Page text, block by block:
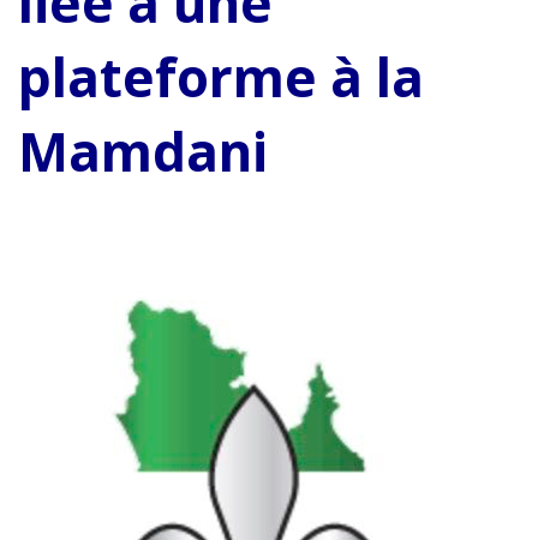
plateforme à la
Mamdani